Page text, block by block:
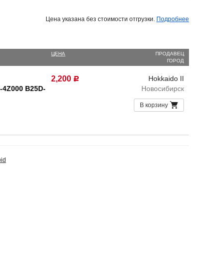
Цена указана без стоимости отгрузки. Подробнее
ЦЕНА
ПРОДАВЕЦ
ГОРОД
4Z000 B25D-
2,200 Р
Hokkaido II
Новосибирск
В корзину